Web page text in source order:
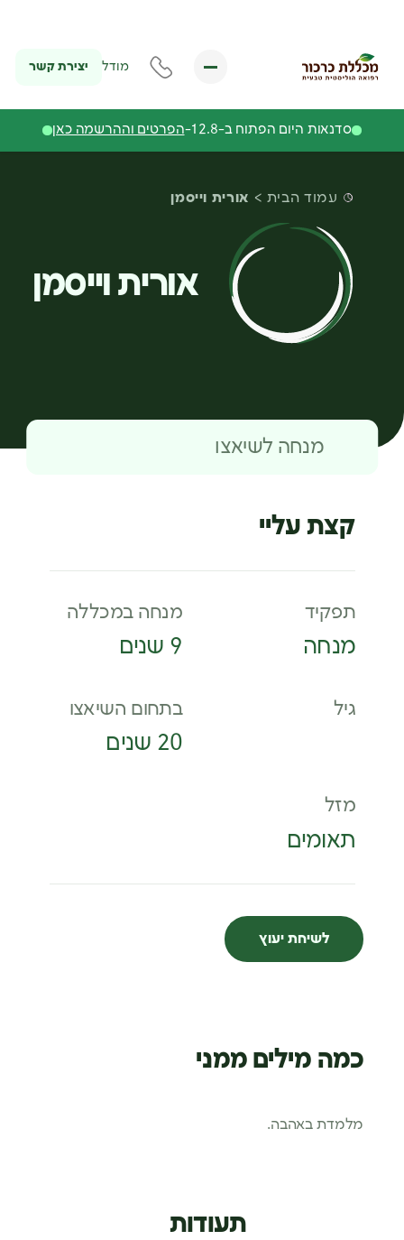
מודל יצירת קשר
סדנאות היום הפתוח ב-12.8- הפרטים וההרשמה כאן
עמוד הבית אורית וייסמן
אורית וייסמן
מנחה לשיאצו
קצת עליי
תפקיד
מנחה
גיל
מזל
תאומים
מנחה במכללה
9 שנים
בתחום השיאצו
20 שנים
כמה מילים ממני
מלמדת באהבה.
לשיחת יעוץ
תעודות